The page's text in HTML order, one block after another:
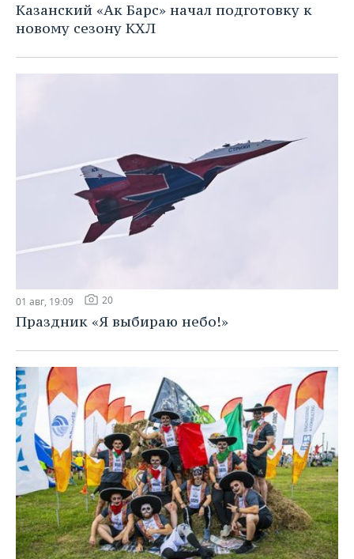
Казанский «Ак Барс» начал подготовку к
новому сезону КХЛ
01 авг, 19:09 20
Праздник «Я выбираю небо!»